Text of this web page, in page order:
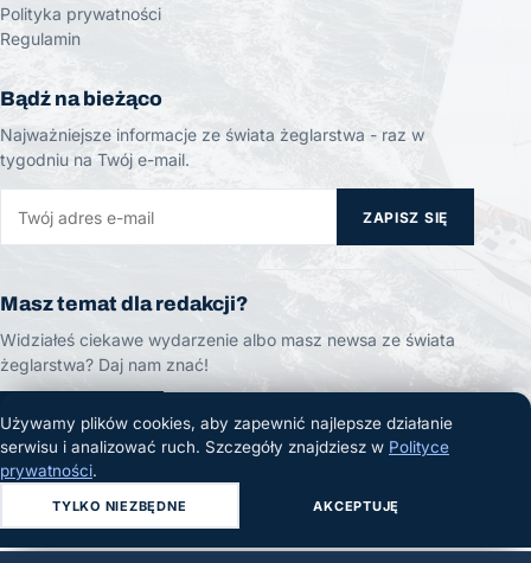
Polityka prywatności
Regulamin
Bądź na bieżąco
Najważniejsze informacje ze świata żeglarstwa - raz w
tygodniu na Twój e-mail.
ZAPISZ SIĘ
Masz temat dla redakcji?
Widziałeś ciekawe wydarzenie albo masz newsa ze świata
żeglarstwa? Daj nam znać!
ZGŁOŚ TEMAT
© 2026 Żeglarski.info. Wszelkie prawa zastrzeżone.
Używamy plików cookies, aby zapewnić najlepsze działanie
serwisu i analizować ruch. Szczegóły znajdziesz w Polityce
prywatności.
TYLKO NIEZBĘDNE AKCEPTUJĘ